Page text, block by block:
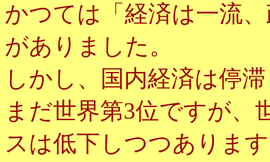
かつては「経済は一流
がありました。
しかし、国内経済は停
まだ世界第3位ですが、
スは低下しつつありま